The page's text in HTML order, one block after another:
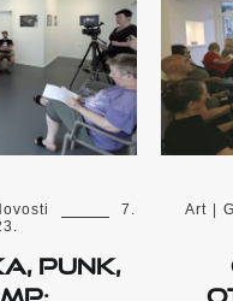
7.
punk,
Art